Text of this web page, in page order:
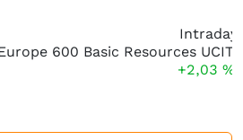
Intraday
+2,03 %